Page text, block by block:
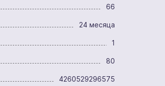
66
24 месяца
1
80
4260529296575